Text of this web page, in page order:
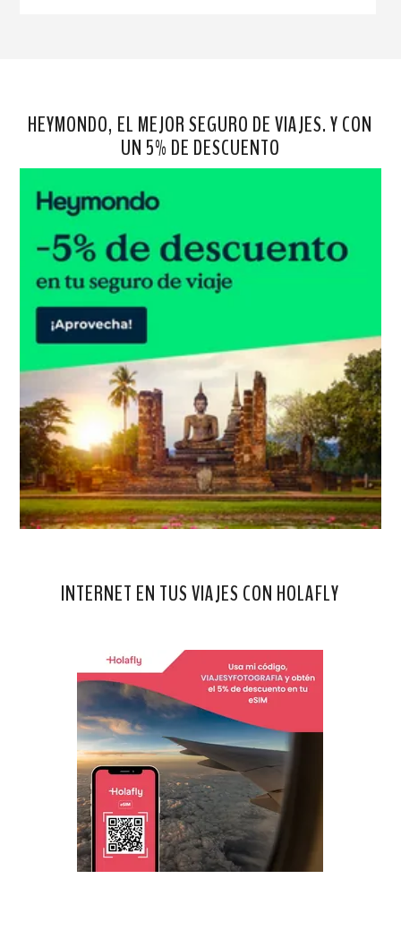
HEYMONDO, EL MEJOR SEGURO DE VIAJES. Y CON
UN 5% DE DESCUENTO
INTERNET EN TUS VIAJES CON HOLAFLY